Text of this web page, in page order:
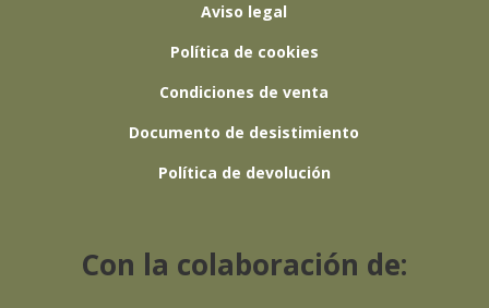
Aviso legal
Política de cookies
Condiciones de venta
Documento de desistimiento
Política de devolución
Con la colaboración de: